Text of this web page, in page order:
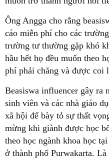
Ông Angga cho rằng
cáo miễn phí cho các
trường tư thường gặp khó
hầu hết họ đều muốn theo
phí phải chăng và được coi
Beasiswa influencer gây ra
sinh viên và các nhà giáo
xã hội để bày tỏ sự thất
mừng khi giành được học
theo học ngành khoa học
ở thành phố Purwakarta.